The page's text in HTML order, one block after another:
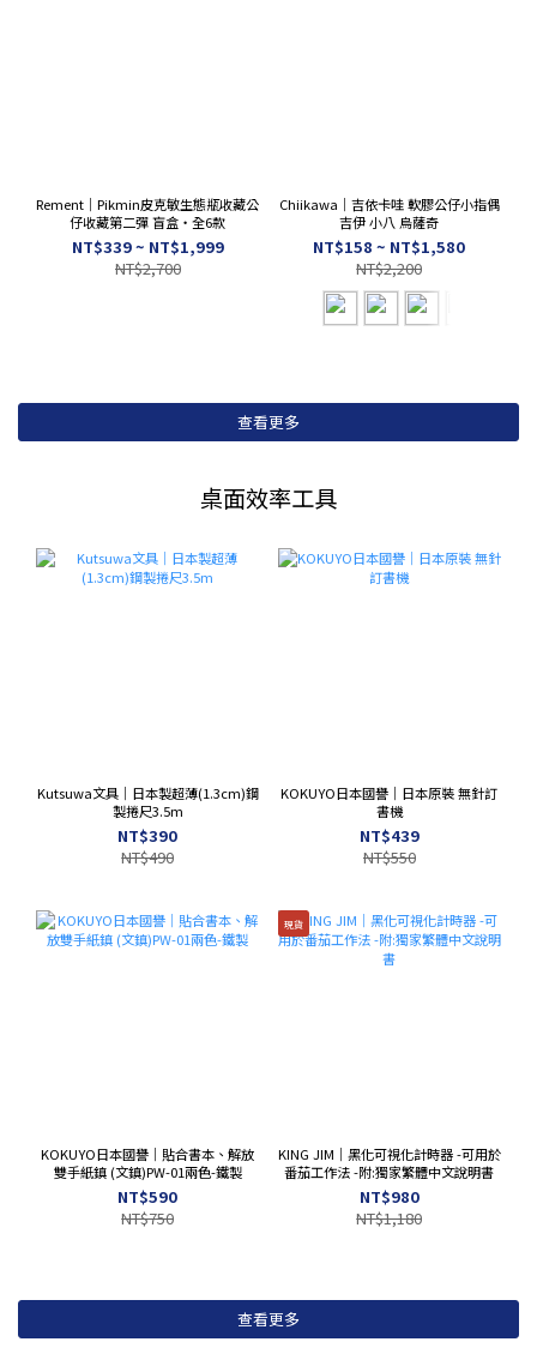
Rement｜Pikmin皮克敏生態瓶收藏公
仔收藏第二彈 盲盒・全6款
NT$339 ~ NT$1,999
NT$2,700
Chiikawa｜吉依卡哇 軟膠公仔小指偶
吉伊 小八 烏薩奇
NT$158 ~ NT$1,580
NT$2,200
查看更多
桌面效率工具
Kutsuwa文具｜日本製超薄(1.3cm)鋼
製捲尺3.5m
NT$390
NT$490
KOKUYO日本國譽｜日本原裝 無針訂
書機
NT$439
NT$550
KOKUYO日本國譽｜貼合書本、解放
雙手紙鎮 (文鎮)PW-01兩色-鐵製
NT$590
NT$750
現貨
KING JIM｜黑化可視化計時器 -可用於
番茄工作法 -附:獨家繁體中文說明書
NT$980
NT$1,180
查看更多